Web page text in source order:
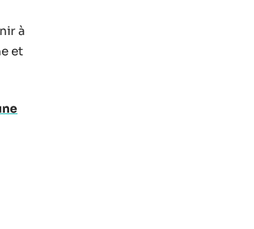
à
et